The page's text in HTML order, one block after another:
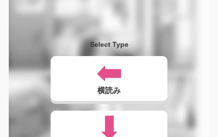
Select Type
横読み